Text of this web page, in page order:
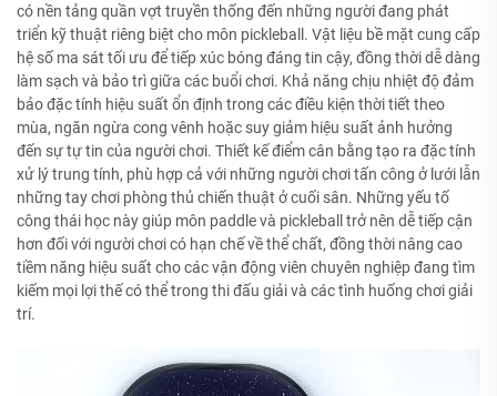
có nền tảng quần vợt truyền thống đến những người đang phát
triển kỹ thuật riêng biệt cho môn pickleball. Vật liệu bề mặt cung cấp
hệ số ma sát tối ưu để tiếp xúc bóng đáng tin cậy, đồng thời dễ dàng
làm sạch và bảo trì giữa các buổi chơi. Khả năng chịu nhiệt độ đảm
bảo đặc tính hiệu suất ổn định trong các điều kiện thời tiết theo
mùa, ngăn ngừa cong vênh hoặc suy giảm hiệu suất ảnh hưởng
đến sự tự tin của người chơi. Thiết kế điểm cân bằng tạo ra đặc tính
xử lý trung tính, phù hợp cả với những người chơi tấn công ở lưới lẫn
những tay chơi phòng thủ chiến thuật ở cuối sân. Những yếu tố
công thái học này giúp môn paddle và pickleball trở nên dễ tiếp cận
hơn đối với người chơi có hạn chế về thể chất, đồng thời nâng cao
tiềm năng hiệu suất cho các vận động viên chuyên nghiệp đang tìm
kiếm mọi lợi thế có thể trong thi đấu giải và các tình huống chơi giải
trí.